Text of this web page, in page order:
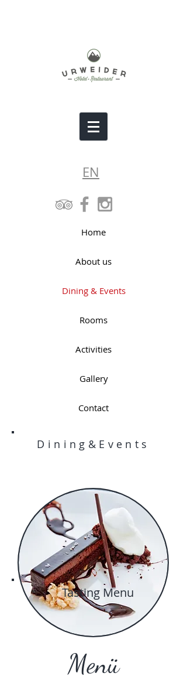
EN
Home
About us
Dining & Events
Rooms
Activities
Gallery
Contact
Dining&Events
Tasting Menu
Menü